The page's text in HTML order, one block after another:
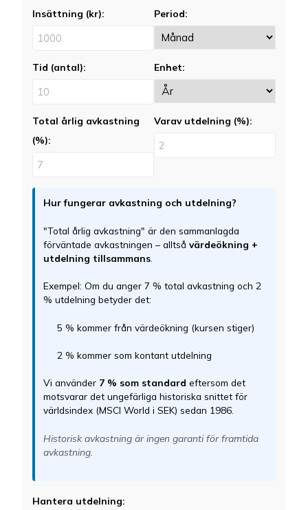
Insättning (kr): Period:
Tid (antal): Enhet:
Total årlig avkastning
(%):
Varav utdelning (%):
Hur fungerar avkastning och utdelning?
"Total årlig avkastning" är den sammanlagda
förväntade avkastningen – alltså värdeökning +
utdelning tillsammans
Exempel: Om du anger 7 % total avkastning och 2
% utdelning betyder det:
5 % kommer från värdeökning (kursen stiger)
2 % kommer som kontant utdelning
Vi använder 7 % som standard eftersom det
motsvarar det ungefärliga historiska snittet för
världsindex (MSCI World i SEK) sedan 1986.
Historisk avkastning är ingen garanti för framtida
avkastning.
Hantera utdelning: